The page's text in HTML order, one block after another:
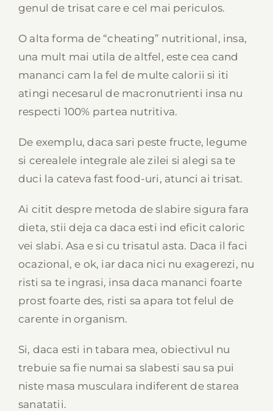
genul de trisat care e cel mai periculos.
O alta forma de “cheating” nutritional, insa,
una mult mai utila de altfel, este cea cand
mananci cam la fel de multe calorii si iti
atingi necesarul de macronutrienti insa nu
respecti 100% partea nutritiva.
De exemplu, daca sari peste fructe, legume
si cerealele integrale ale zilei si alegi sa te
duci la cateva fast food-uri, atunci ai trisat.
Ai citit despre metoda de slabire sigura fara
dieta, stii deja ca daca esti ind eficit caloric
vei slabi. Asa e si cu trisatul asta. Daca il faci
ocazional, e ok, iar daca nici nu exagerezi, nu
risti sa te ingrasi, insa daca mananci foarte
prost foarte des, risti sa apara tot felul de
carente in organism.
Si, daca esti in tabara mea, obiectivul nu
trebuie sa fie numai sa slabesti sau sa pui
niste masa musculara indiferent de starea
sanatatii.